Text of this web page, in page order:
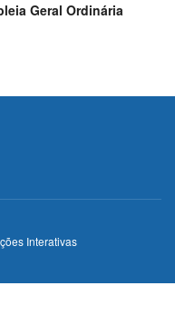
Geral Ordinária
Interativas